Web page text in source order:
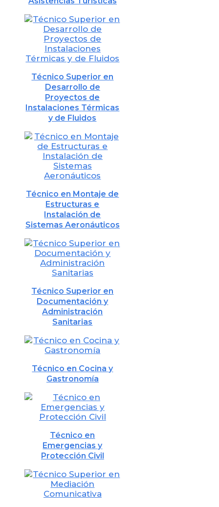
Técnico Superior en
Desarrollo de
Proyectos de
Instalaciones Térmicas
y de Fluidos
Técnico en Montaje de
Estructuras e
Instalación de
Sistemas Aeronáuticos
Técnico Superior en
Documentación y
Administración
Sanitarias
Técnico en Cocina y
Gastronomía
Técnico en
Emergencias y
Protección Civil